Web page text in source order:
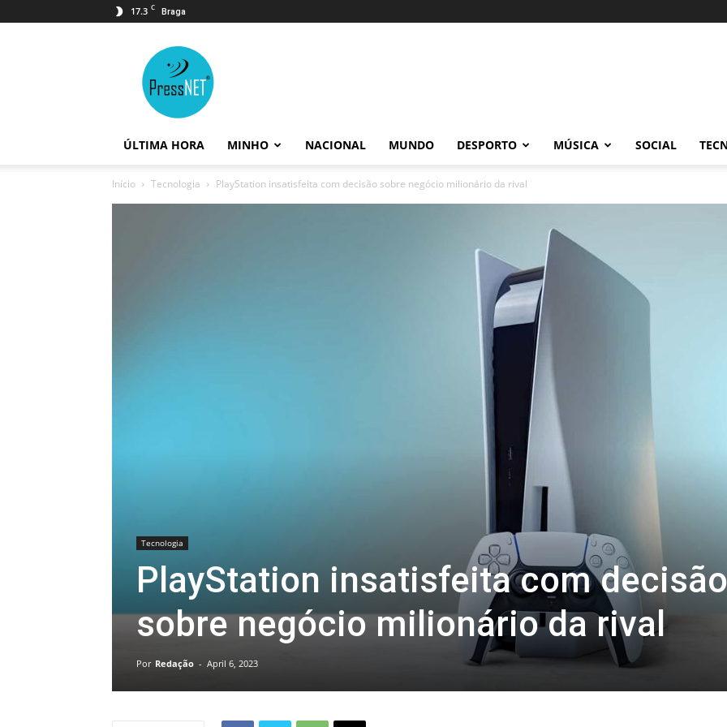
17.3 C Braga
ÚLTIMA HORA MINHO NACIONAL MUNDO DESPORTO MÚSICA SOCIAL
Início Tecnologia PlayStation insatisfeita com decisão sobre negócio milionário da rival
Tecnologia
PlayStation insatisfeita com decisão
sobre negócio milionário da rival
Por Redação - April 6, 2023